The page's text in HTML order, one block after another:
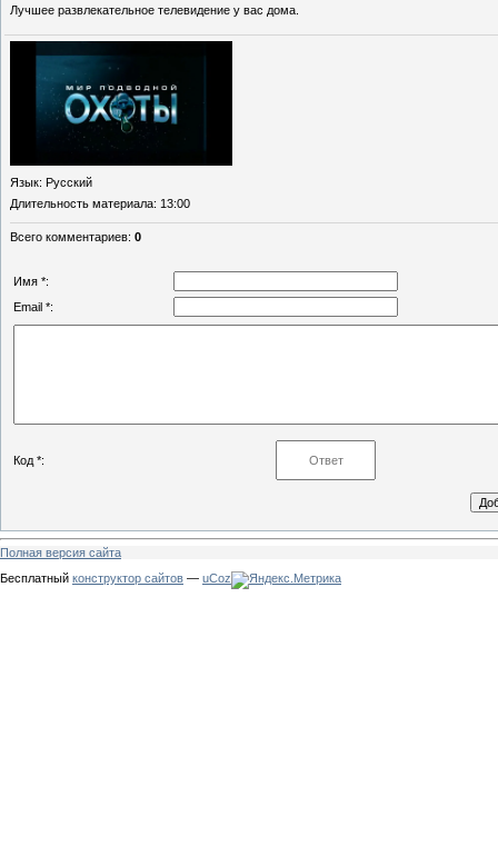
Лучшее развлекательное телевидение у вас дома.
Язык: Русский
Длительность материала: 13:00
Всего комментариев: 0
Имя *:
Email *:
Код *:
Полная версия сайта
Бесплатный конструктор сайтов — uCoz